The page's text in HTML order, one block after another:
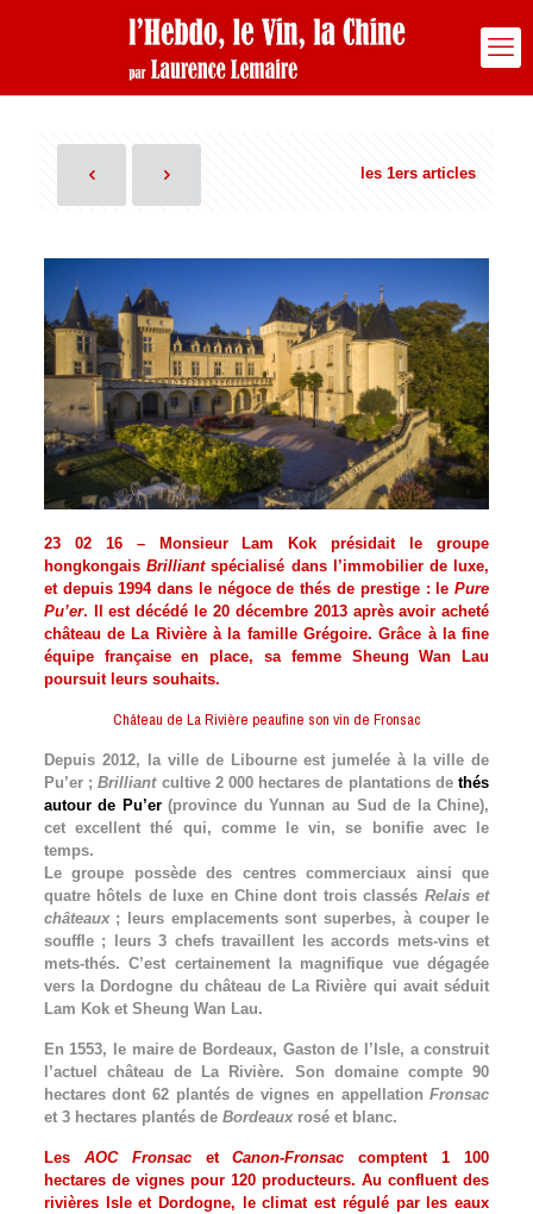
les 1ers articles
23 02 16 – Monsieur Lam Kok présidait le groupe
hongkongaisBrilliantspécialisé dans l’immobilier de luxe,
et depuis 1994 dans le négoce de thés de prestige : lePure
Pu’er. Il est décédé le 20 décembre 2013 après avoir acheté
château de La Rivière à la famille Grégoire. Grâce à la fine
équipe française en place, sa femme Sheung Wan Lau
poursuit leurs souhaits.
Château de La Rivière peaufine son vin de Fronsac
Depuis 2012, la ville de Libourne est jumelée à la ville de
Pu’er ;Brilliantcultive 2 000 hectares de plantations dethés
autour de Pu’er(province du Yunnan au Sud de la Chine),
cet excellent thé qui, comme le vin, se bonifie avec le
temps.
Le groupe possède des centres commerciaux ainsi que
quatre hôtels de luxe en Chine dont trois classés Relais et
châteaux; leurs emplacements sont superbes, à couper le
souffle ; leurs 3 chefs travaillent les accords mets-vins et
mets-thés. C’est certainement la magnifique vue dégagée
vers la Dordogne du château de La Rivière qui avait séduit
Lam Kok et Sheung Wan Lau.
En 1553, le maire de Bordeaux, Gaston de l’Isle, a construit
l’actuel château de La Rivière. Son domaine compte 90
hectares dont 62 plantés de vignes en appellationFronsac
et 3 hectares plantés de Bordeauxrosé et blanc.
Les AOC FronsacetCanon-Fronsac comptent 1 100
hectares de vignes pour 120 producteurs. Au confluent des
rivières Isle et Dordogne, le climat est régulé par les eaux